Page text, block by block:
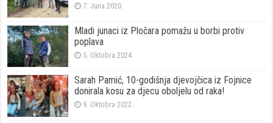
7. Juna 2020.
Mladi junaci iz Pločara pomažu u borbi protiv
poplava
5. Oktobra 2024.
Sarah Pamić, 10-godišnja djevojčica iz Fojnice
donirala kosu za djecu oboljelu od raka!
9. Oktobra 2022.